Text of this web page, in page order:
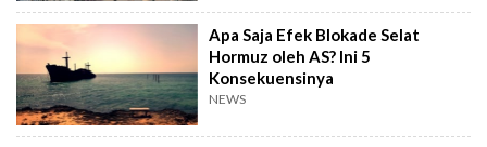
Apa Saja Efek Blokade Selat
Hormuz oleh AS? Ini 5
Konsekuensinya
NEWS